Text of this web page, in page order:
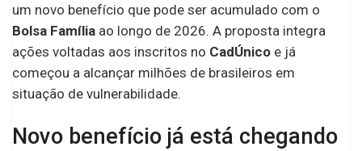
um novo benefício que pode ser acumulado com o
Bolsa Família ao longo de 2026. A proposta integra
ações voltadas aos inscritos no CadÚnico e já
começou a alcançar milhões de brasileiros em
situação de vulnerabilidade.
Novo benefício já está chegando